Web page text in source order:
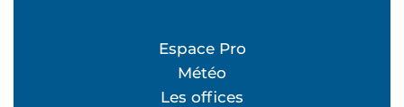
Espace Pro
Météo
Les offices